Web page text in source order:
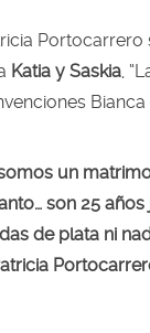
Portocarrero
Katia y Saskia,
somos un
son 25 años
de plata ni